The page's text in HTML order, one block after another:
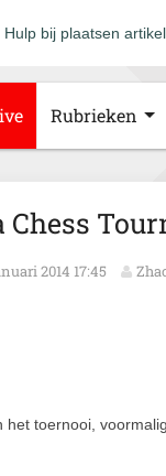
Hulp bij plaatsen artikel
Rubrieken
2014 17:45
toernooi,